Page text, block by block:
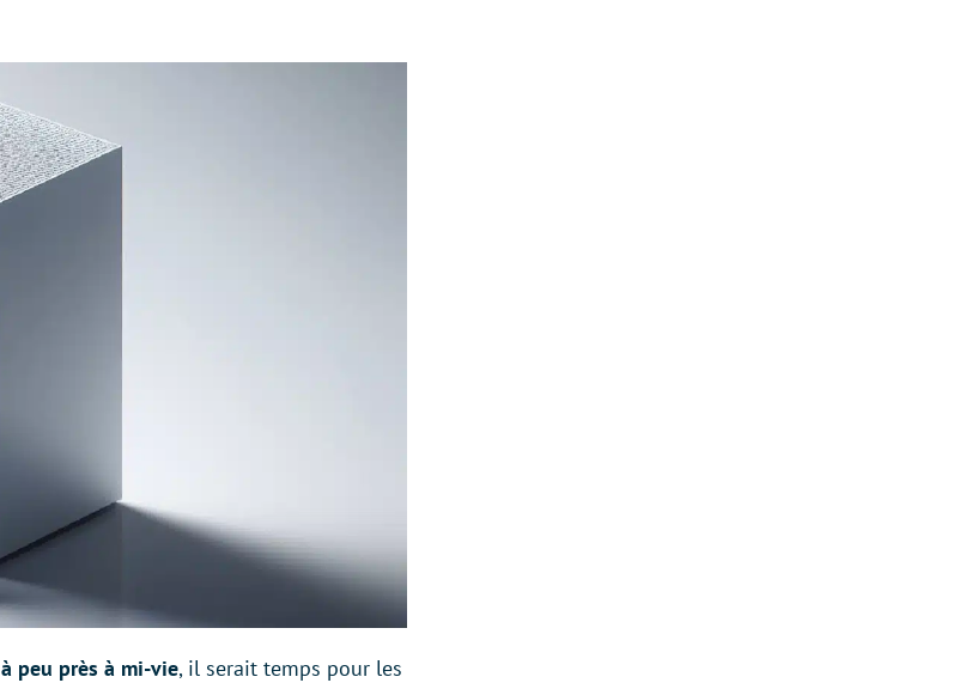
à peu près à mi-vie, il serait temps pour les